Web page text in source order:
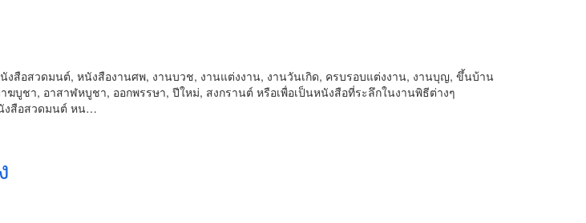
สือสวดมนต์, หนังสืองานศพ, งานบวช, งานแต่งงาน, งานวันเกิด, ครบรอบแต่งงาน, งานบุญ, ขึ้นบ้าน
ฆบูชา, อาสาฬหบูชา, ออกพรรษา, ปีใหม่, สงกรานต์ หรือเพื่อเป็นหนังสือที่ระลึกในงานพิธีต่างๆ
งสือสวดมนต์ หน…